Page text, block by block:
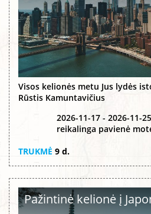
Visos kelionės metu Jus lydės
Rūstis Kamuntavičius
2026-11-17 - 2026-11-
reikalinga pavienė
TRUKMĖ 9 d.
Pažintinė kelionė į